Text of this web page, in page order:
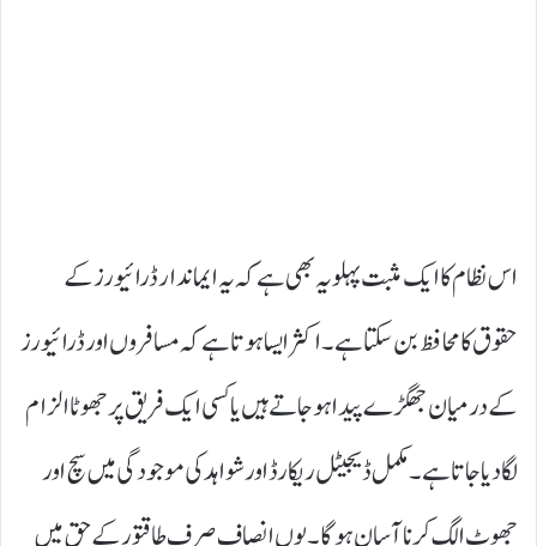
اس نظام کا ایک مثبت پہلو یہ بھی ہے کہ یہ ایماندار ڈرائیورز کے
حقوق کا محافظ بن سکتا ہے۔ اکثر ایسا ہوتا ہے کہ مسافروں اور ڈرائیورز
کے درمیان جھگڑے پیدا ہو جاتے ہیں یا کسی ایک فریق پر جھوٹا الزام
لگا دیا جاتا ہے۔ مکمل ڈیجیٹل ریکارڈ اور شواہد کی موجودگی میں سچ اور
جھوٹ الگ کرنا آسان ہوگا۔ یوں انصاف صرف طاقتور کے حق میں